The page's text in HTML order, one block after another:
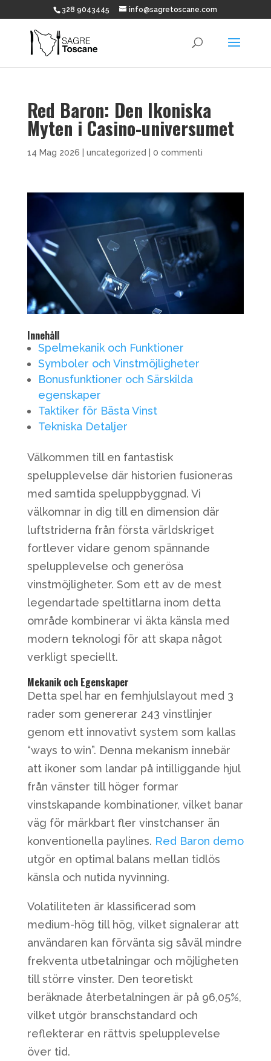
328 9043445 info@sagretoscane.com
Red Baron: Den Ikoniska
Myten i Casino-universumet
14 Mag 2026 uncategorized 0 commenti
Innehåll
Spelmekanik och Funktioner
Symboler och Vinstmöjligheter
Bonusfunktioner och Särskilda
egenskaper
Taktiker för Bästa Vinst
Tekniska Detaljer
Välkommen till en fantastisk
spelupplevelse där historien fusioneras
med samtida speluppbyggnad. Vi
välkomnar in dig till en dimension där
luftstriderna från första världskriget
fortlever vidare genom spännande
spelupplevelse och generösa
vinstmöjligheter. Som ett av de mest
legendartade speltitlarna inom detta
område kombinerar vi äkta känsla med
modern teknologi för att skapa något
verkligt speciellt.
Mekanik och Egenskaper
Detta spel har en femhjulslayout med 3
rader som genererar 243 vinstlinjer
genom ett innovativt system som kallas
“ways to win”. Denna mekanism innebär
att ikoner som landar på intilliggande hjul
från vänster till höger formar
vinstskapande kombinationer, vilket banar
väg för märkbart fler vinstchanser än
konventionella paylines. Red Baron demo
utgör en optimal balans mellan tidlös
känsla och nutida nyvinning.
Volatiliteten är klassificerad som
medium-hög till hög, vilket signalerar att
användaren kan förvänta sig såväl mindre
frekventa utbetalningar och möjligheten
till större vinster. Den teoretiskt
beräknade återbetalningen är på 96,05%,
vilket utgör branschstandard och
reflekterar en rättvis spelupplevelse
över tid.